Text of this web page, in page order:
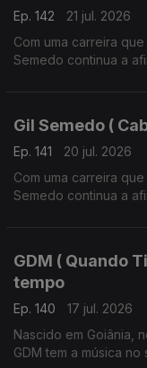
Ep. 142
21 jul. 2026
Com uma carreira
Semedo continua a
Gil Semedo (
Ep. 141
20 jul. 2026
Com uma carreira
Semedo continua a
GDM ( Quando
tempo
Ep. 140
17 jul. 2026
Nascido em Goiânia,
GDM tem a música